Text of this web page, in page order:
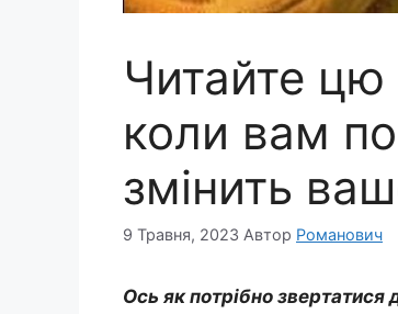
Читайте
коли вам
змінить
9 Травня, 2023 Автор Романович
Ось як потрібно звертатися